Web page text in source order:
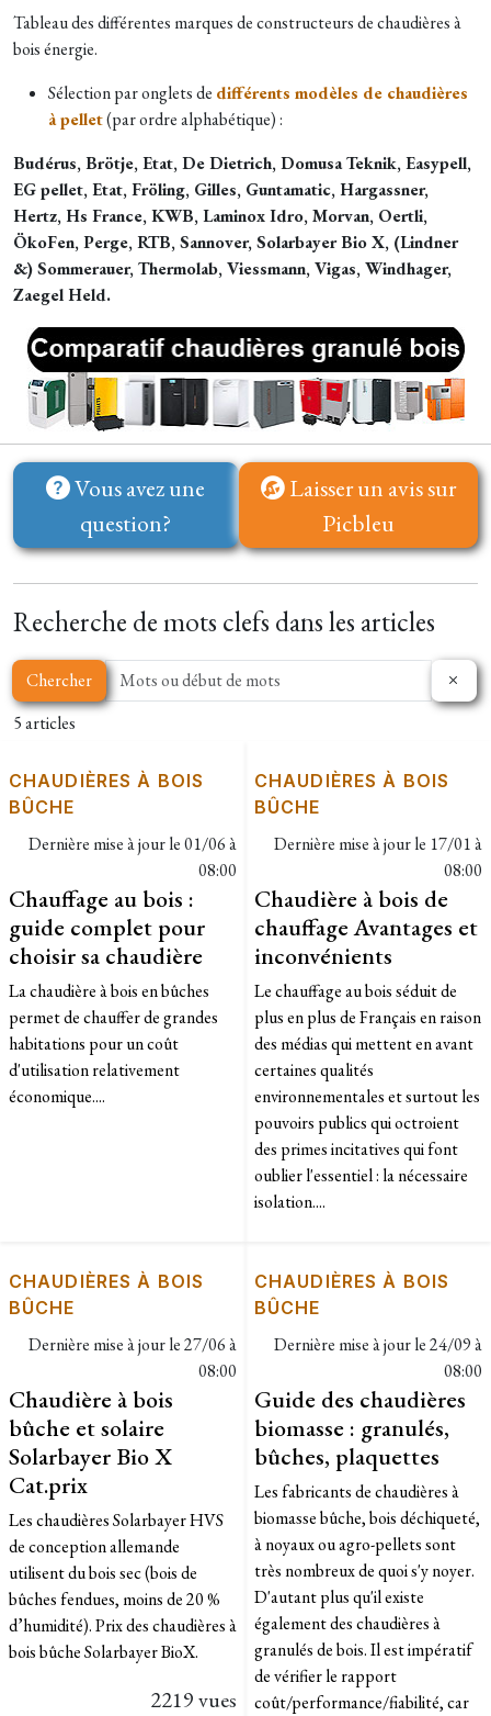
Tableau des différentes marques de constructeurs de chaudières à
bois énergie.
Sélection par onglets de différents modèles de chaudières
à pellet(par ordre alphabétique) :
Budérus, Brötje, Etat, De Dietrich, Domusa Teknik, Easypell,
EG pellet, Etat, Fröling, Gilles, Guntamatic, Hargassner,
Hertz, Hs France, KWB, Laminox Idro, Morvan, Oertli,
ÖkoFen, Perge, RTB, Sannover, Solarbayer Bio X, (Lindner
&) Sommerauer, Thermolab, Viessmann, Vigas, Windhager,
Zaegel Held.
Vous avez une
question?
Laisser un avis sur
Picbleu
Recherche de mots clefs dans les articles
Chercher
5 articles
CHAUDIÈRES À BOIS
BÛCHE
Dernière mise à jour le01/06 à
08:00
Chauffage au bois :
guide complet pour
choisir sa chaudière
La chaudière à bois en bûches
permet de chauffer de grandes
habitations pour un coût
d'utilisation relativement
économique....
CHAUDIÈRES À BOIS
BÛCHE
Dernière mise à jour le 17/01 à
08:00
Chaudière à bois de
chauffage Avantages et
inconvénients
Le chauffage au bois séduit de
plus en plus de Français en raison
des médias qui mettent en avant
certaines qualités
environnementales et surtout les
pouvoirs publics qui octroient
des primes incitatives qui font
oublier l'essentiel : la nécessaire
isolation....
CHAUDIÈRES À BOIS
BÛCHE
Dernière mise à jour le27/06 à
08:00
Chaudière à bois
bûche et solaire
Solarbayer Bio X
Cat.prix
Les chaudières Solarbayer HVS
de conception allemande
utilisent du bois sec (bois de
bûches fendues, moins de 20 %
d’humidité). Prix des chaudières à
bois bûche Solarbayer BioX.
2219 vues
CHAUDIÈRES À BOIS
BÛCHE
Dernière mise à jour le24/09 à
08:00
Guide des chaudières
biomasse : granulés,
bûches, plaquettes
Les fabricants de chaudières à
biomasse bûche, bois déchiqueté,
à noyaux ou agro-pellets sont
très nombreux de quoi s'y noyer.
D'autant plus qu'il existe
également des chaudières à
granulés de bois. Il est impératif
de vérifier le rapport
coût/performance/fiabilité, car